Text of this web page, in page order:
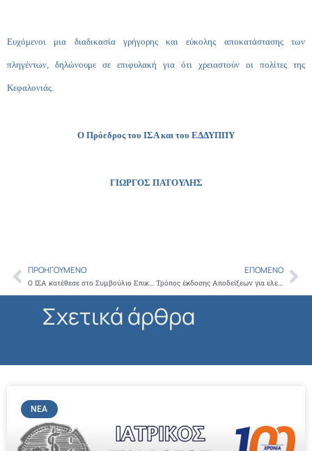
Ευχόμενοι μια διαδικασία γρήγορης και εύκολης αποκατάστασης των
πληγέντων, δηλώνουμε σε επιφυλακή για ότι χρειαστούν οι πολίτες της
Κεφαλονιάς.
Ο Πρόεδρος του ΙΣΑ και του ΕΔΔΥΠΠΥ
ΓΙΩΡΓΟΣ ΠΑΤΟΥΛΗΣ
Prev
ΠΡΟΗΓΟΎΜΕΝΟ
Ο ΙΣΑ κατέθεσε στο Συμβούλιο Επικρατείας αίτηση ακύρωσης για το πλαφόν στη συνταγογράφηση
ΕΠΌΜΕΝΟ
Τρόπος έκδοσης Αποδείξεων για ελευθεροεπαγγελματίες γιατρούς
Σχετικά άρθρα
ΝΈΑ